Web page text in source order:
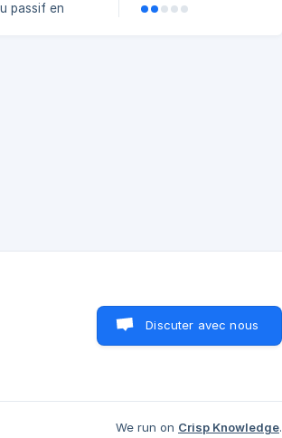
passif en
Discuter avec nous
We run on Crisp Knowledge.